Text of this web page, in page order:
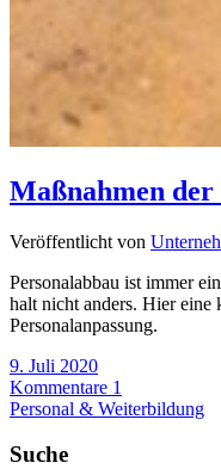
Maßnahmen der
Veröffentlicht von
Personalabbau ist immer
halt nicht anders. Hier eine
Personalanpassung.
9. Juli 2020
Kommentare 1
Personal & Weiterbildung
Suche